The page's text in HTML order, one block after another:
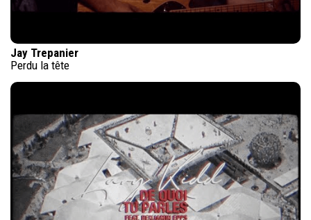
Jay Trepanier
Perdu la tête